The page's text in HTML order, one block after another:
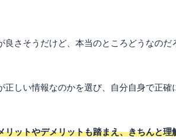
良さそうだけど、本当のところどうなの
しい情報なのかを選び、自分自身で正確
リットやデメリットも踏まえ、きちんと理